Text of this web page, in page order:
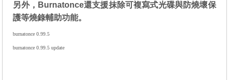
另外，Burnatonce還支援抹除可複寫式光碟與防燒壞保
護等燒錄輔助功能。
burnatonce 0.99.5
burnatonce 0.99.5 update